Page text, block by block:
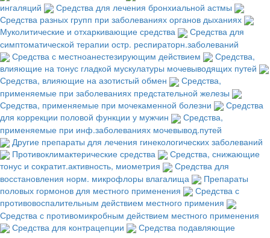
ингаляций
Средства для лечения бронхиальной астмы
Средства разных групп при заболеваниях органов дыханиях
Муколитические и отхаркивающие средства
Средства для
симптоматической терапии остр. респираторн.заболеваний
Средства с местноанестезирующим действием
Средства,
влияющие на тонус гладкой мускулатуры мочевыводящих путей
Средства, влияющие на азотистый обмен
Средства,
применяемые при заболеваниях предстательной железы
Средства, применяемые при мочекаменной болезни
Средства
для коррекции половой функции у мужчин
Средства,
применяемые при инф.заболеваниях мочевывод.путей
Другие препараты для лечения гинекологических заболеваний
Противоклимактерические средства
Средства, снижающие
тонус и сократит.активность, миометрия
Средства для
восстановления норм. микрофлоры влагалища
Препараты
половых гормонов для местного применения
Средства с
противовоспалительным действием местного примения
Средства с противомикробным действием местного применения
Средства для контрацепции
Средства подавляющие